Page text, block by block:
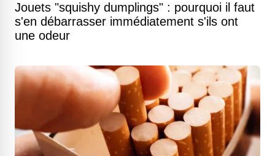
Jouets "squishy dumplings" : pourquoi il faut
s'en débarrasser immédiatement s'ils ont
une odeur